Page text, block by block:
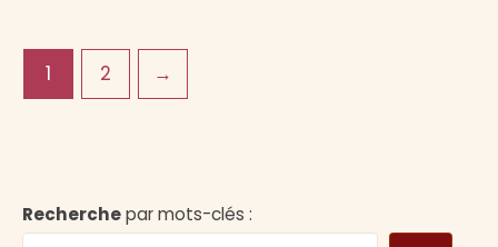
15,00 €.11,00 €.
1 2 →
Recherchepar mots-clés :